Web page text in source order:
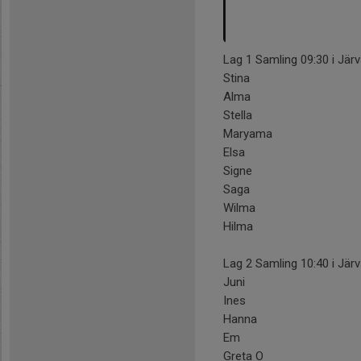
Lag 1 Samling 09:30 i
Stina
Alma
Stella
Maryama
Elsa
Signe
Saga
Wilma
Hilma
Lag 2 Samling 10:40 i
Juni
Ines
Hanna
Em
Greta O